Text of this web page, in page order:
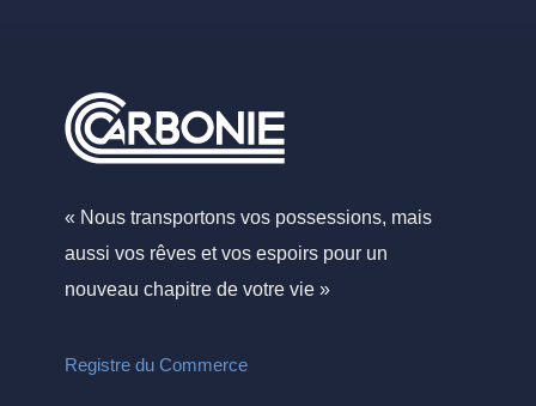
« Nous transportons vos possessions, mais
aussi vos rêves et vos espoirs pour un
nouveau chapitre de votre vie »
Registre du Commerce